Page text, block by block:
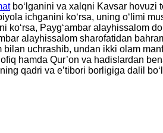
bo‘lganini va xalqni Kavsar hovuzi
ichganini ko‘rsa, uning o‘limi
Payg‘ambar alayhissalom
alayhissalom sharofatidan
uchrashib, undan ikki olam
hamda Qur’on va hadislardan
qadri va e’tibori borligiga dalil